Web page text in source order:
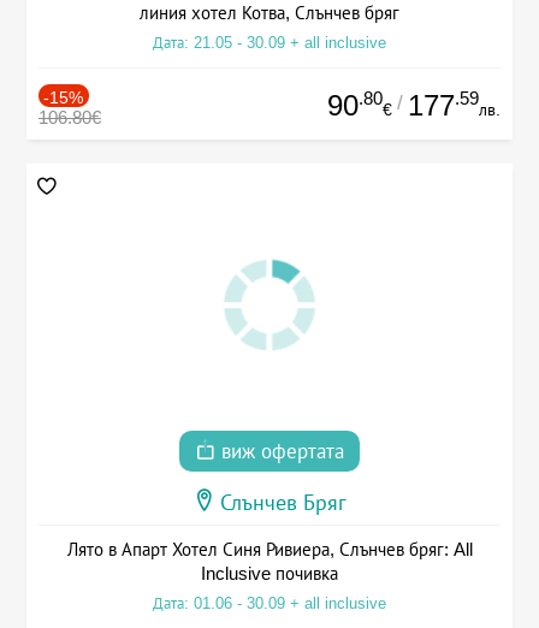
линия хотел Котва, Слънчев бряг
Дата: 21.05 - 30.09 + all inclusive
-15%
106.80€ 90.80
€ / 177.59
лв.
виж офертата
Слънчев Бряг
Лято в Апарт Хотел Синя Ривиера, Слънчев бряг: All
Inclusive почивка
Дата: 01.06 - 30.09 + all inclusive